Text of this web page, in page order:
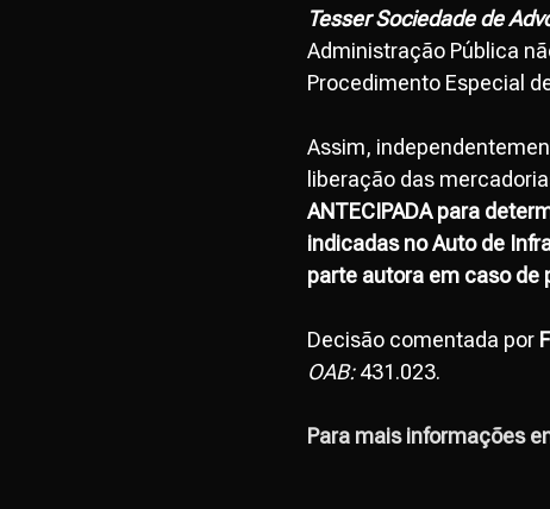
Tesser Sociedade de
Administração Pública
Procedimento Especial
Assim,
liberação das
ANTECIPADA para
indicadas no Auto de
parte autora em caso de
Decisão comentada por
OAB:431.023.
Para mais informações